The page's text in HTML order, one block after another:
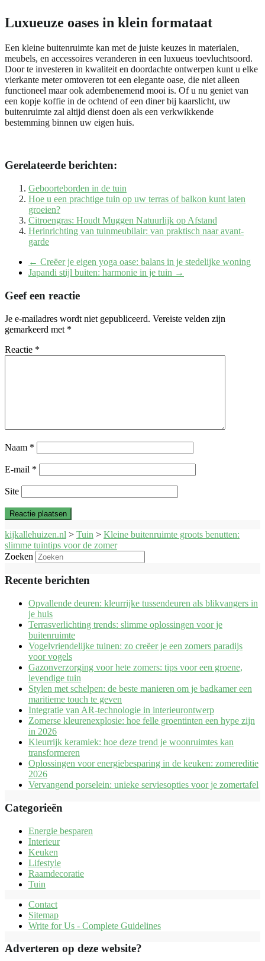
Luxueuze oases in klein formataat
Een kleine buitenruimte kan met de juiste keuzes in materialen,
meubels, en accessoires veranderen in een luxueus toevluchtsoord.
Door te investeren in kwaliteit en doordachte ontwerpen kunt u elke
vierkante meter omtoveren tot een elegante oase, die niet alleen
functioneel maar ook adembenemend mooi is. Of u nu geniet van
een kopje koffie in de ochtend of een diner bij kaarslicht, uw
buitenruimte zal altijd dienst doen als een verkwikkende
bestemming binnen uw eigen huis.
Gerelateerde berichten:
Geboorteborden in de tuin
Hoe u een prachtige tuin op uw terras of balkon kunt laten
groeien?
Citroengras: Houdt Muggen Natuurlijk op Afstand
Herinrichting van tuinmeubilair: van praktisch naar avant-
garde
← Creëer je eigen yoga oase: balans in je stedelijke woning
Japandi stijl buiten: harmonie in je tuin →
Geef een reactie
Je e-mailadres wordt niet gepubliceerd. Vereiste velden zijn
gemarkeerd met *
Reactie *
Naam *
E-mail *
Site
kijkallehuizen.nl > Tuin > Kleine buitenruimte groots benutten:
slimme tuintips voor de zomer
Zoeken
Recente berichten
Opvallende deuren: kleurrijke tussendeuren als blikvangers in
je huis
Terrasverlichting trends: slimme oplossingen voor je
buitenruimte
Vogelvriendelijke tuinen: zo creëer je een zomers paradijs
voor vogels
Gazonverzorging voor hete zomers: tips voor een groene,
levendige tuin
Stylen met schelpen: de beste manieren om je badkamer een
maritieme touch te geven
Integratie van AR-technologie in interieurontwerp
Zomerse kleurenexplosie: hoe felle groentinten een hype zijn
in 2026
Kleurrijk keramiek: hoe deze trend je woonruimtes kan
transformeren
Oplossingen voor energiebesparing in de keuken: zomereditie
2026
Vervangend porselein: unieke serviesopties voor je zomertafel
Categorieën
Energie besparen
Interieur
Keuken
Lifestyle
Raamdecoratie
Tuin
Contact
Sitemap
Write for Us - Complete Guidelines
Adverteren op deze website?